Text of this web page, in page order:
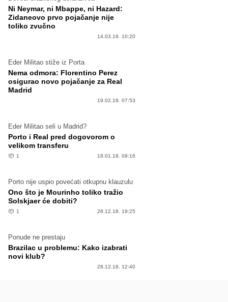
Ni Neymar, ni Mbappe, ni Hazard:
Zidaneovo prvo pojačanje nije
toliko zvučno
14.03.19. 10:20
Eder Militao stiže iz Porta
Nema odmora: Florentino Perez
osigurao novo pojačanje za Real
Madrid
19.02.19. 07:53
Eder Militao seli u Madrid?
Porto i Real pred dogovorom o
velikom transferu
1 18.01.19. 09:16
Porto nije uspio povećati otkupnu klauzulu
Ono što je Mourinho toliko tražio
Solskjaer će dobiti?
1 28.12.18. 19:25
Ponude ne prestaju
Brazilac u problemu: Kako izabrati
novi klub?
28.12.18. 12:40